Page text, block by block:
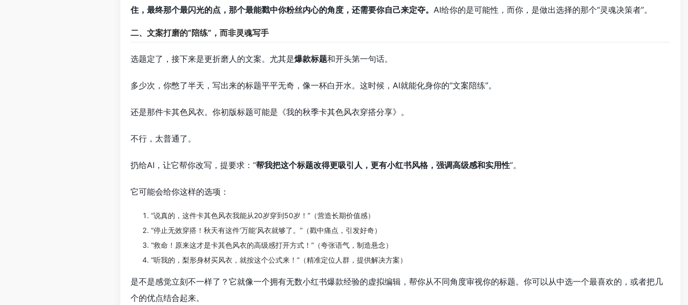
住，最终那个最闪光的点，那个最能戳中你粉丝内心的角度，还需要你自己来定夺。 AI给你的是可能性，而你，是做出选择的那个“灵魂决策者”。
二、文案打磨的“陪练”，而非灵魂写手
选题定了，接下来是更折磨人的文案。尤其是爆款标题和开头第一句话。
多少次，你憋了半天，写出来的标题平平无奇，像一杯白开水。这时候，AI就能化身你的“文案陪练”。
还是那件卡其色风衣。你初版标题可能是《我的秋季卡其色风衣穿搭分享》。
不行，太普通了。
扔给AI，让它帮你改写，提要求：“帮我把这个标题改得更吸引人，更有小红书风格，强调高级感和实用性”。
它可能会给你这样的选项：
“说真的，这件卡其色风衣我能从20岁穿到50岁！”（营造长期价值感）
“停止无效穿搭！秋天有这件‘万能’风衣就够了。”（戳中痛点，引发好奇）
“救命！原来这才是卡其色风衣的高级感打开方式！”（夸张语气，制造悬念）
“听我的，梨形身材买风衣，就按这个公式来！”（精准定位人群，提供解决方案）
是不是感觉立刻不一样了？它就像一个拥有无数小红书爆款经验的虚拟编辑，帮你从不同角度审视你的标题。你可以从中选一个最喜欢的，或者把几
个的优点结合起来。